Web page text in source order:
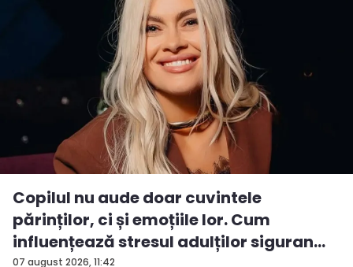
07 august 2026, 11:42
Copilul nu aude doar cuvintele
părinților, ci și emoțiile lor. Cum
influențează stresul adulților siguran...